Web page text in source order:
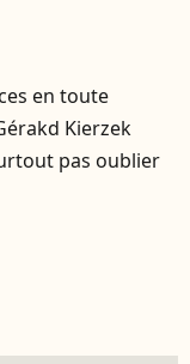
en toute
Kierzek
pas oublier